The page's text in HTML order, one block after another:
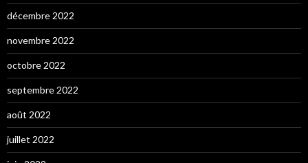
décembre 2022
novembre 2022
octobre 2022
septembre 2022
août 2022
juillet 2022